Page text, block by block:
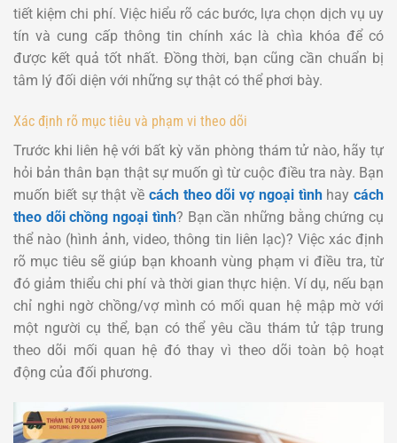
tiết kiệm chi phí. Việc hiểu rõ các bước, lựa chọn dịch vụ uy
tín và cung cấp thông tin chính xác là chìa khóa để có
được kết quả tốt nhất. Đồng thời, bạn cũng cần chuẩn bị
tâm lý đối diện với những sự thật có thể phơi bày.
Xác định rõ mục tiêu và phạm vi theo dõi
Trước khi liên hệ với bất kỳ văn phòng thám tử nào, hãy tự
hỏi bản thân bạn thật sự muốn gì từ cuộc điều tra này. Bạn
muốn biết sự thật về cách theo dõi vợ ngoại tìnhhay cách
theo dõi chồng ngoại tình? Bạn cần những bằng chứng cụ
thể nào (hình ảnh, video, thông tin liên lạc)? Việc xác định
rõ mục tiêu sẽ giúp bạn khoanh vùng phạm vi điều tra, từ
đó giảm thiểu chi phí và thời gian thực hiện. Ví dụ, nếu bạn
chỉ nghi ngờ chồng/vợ mình có mối quan hệ mập mờ với
một người cụ thể, bạn có thể yêu cầu thám tử tập trung
theo dõi mối quan hệ đó thay vì theo dõi toàn bộ hoạt
động của đối phương.